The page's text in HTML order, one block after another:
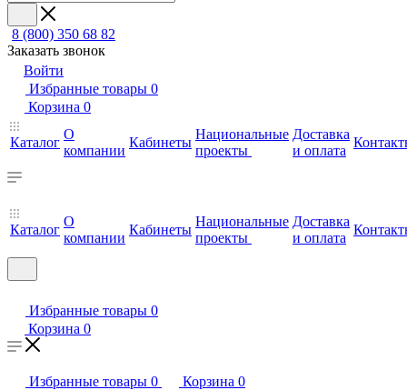
8 (800) 350 68 82
Заказать звонок
Войти
Избранные товары 0
Корзина 0
Каталог
О
компании
Кабинеты
Национальные
проекты
Доставка
и оплата
Каталог
О
компании
Кабинеты
Национальные
проекты
Доставка
и оплата
Избранные товары 0
Корзина 0
Избранные товары 0 Корзина 0